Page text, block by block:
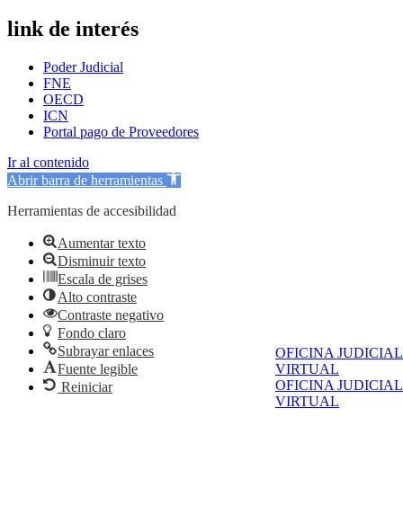
OFICINA JUDICIAL
VIRTUAL
OFICINA JUDICIAL
VIRTUAL
link de interés
Poder Judicial
FNE
OECD
ICN
Portal pago de Proveedores
Ir al contenido
Abrir barra de herramientas
Herramientas de accesibilidad
Aumentar texto
Disminuir texto
Escala de grises
Alto contraste
Contraste negativo
Fondo claro
Subrayar enlaces
Fuente legible
Reiniciar